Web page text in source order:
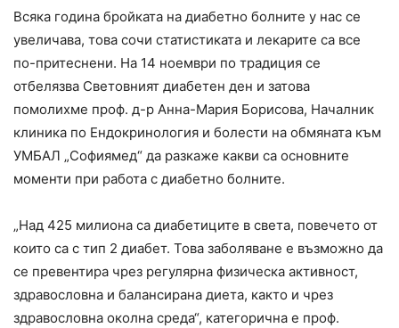
Всяка година бройката на диабетно болните у нас се
увеличава, това сочи статистиката и лекарите са все
по-притеснени. На 14 ноември по традиция се
отбелязва Световният диабетен ден и затова
помолихме проф. д-р Анна-Мария Борисова, Началник
клиника по Ендокринология и болести на обмяната към
УМБАЛ „Софиямед“ да разкаже какви са основните
моменти при работа с диабетно болните.
„Над 425 милиона са диабетиците в света, повечето от
които са с тип 2 диабет. Това заболяване е възможно да
се превентира чрез регулярна физическа активност,
здравословна и балансирана диета, както и чрез
здравословна околна среда“, категорична е проф.